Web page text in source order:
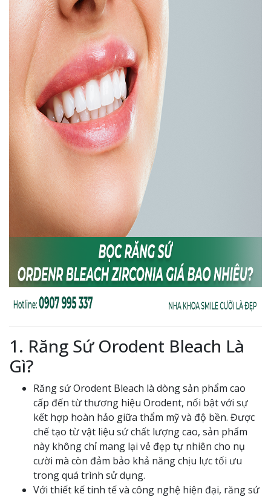
1. Răng Sứ Orodent Bleach Là
Gì?
Răng sứ Orodent Bleach là dòng sản phẩm cao
cấp đến từ thương hiệu Orodent, nổi bật với sự
kết hợp hoàn hảo giữa thẩm mỹ và độ bền. Được
chế tạo từ vật liệu sứ chất lượng cao, sản phẩm
này không chỉ mang lại vẻ đẹp tự nhiên cho nụ
cười mà còn đảm bảo khả năng chịu lực tối ưu
trong quá trình sử dụng.
Với thiết kế tinh tế và công nghệ hiện đại, răng sứ